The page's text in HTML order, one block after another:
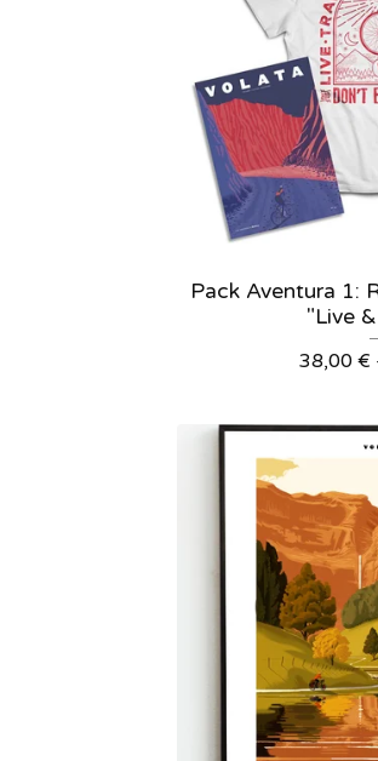
Pack Aventura 1:
"Live
38,00 €